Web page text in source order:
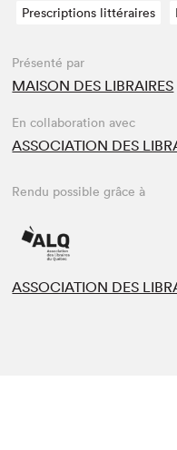
Prescriptions littéraires
Présenté par
MAISON DES LIBRAIRES
En collaboration avec
ASSOCIATION DES
Rendu possible grâce à
ASSOCIATION DES